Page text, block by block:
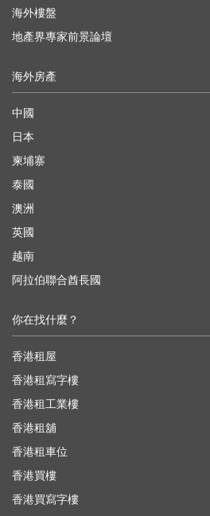
海外樓盤
地產界專家前景論壇
海外房產
中國
日本
柬埔寨
泰國
澳洲
英國
越南
阿拉伯聯合酋長國
你在找什麼？
香港租屋
香港租寫字樓
香港租工業樓
香港租舖
香港租車位
香港買樓
香港買寫字樓